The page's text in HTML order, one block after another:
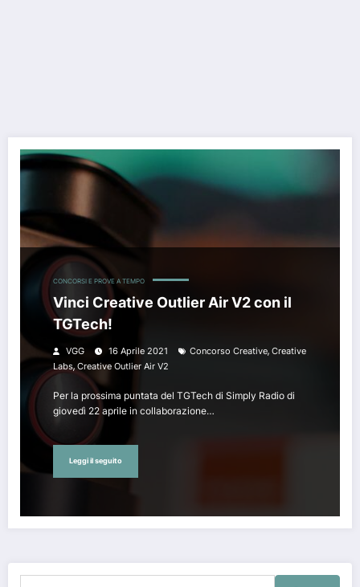
Vinci Creative Outlier Air V2 con il TGTech!
CONCORSI E PROVE A TEMPO
Vinci Creative Outlier Air V2 con il
TGTech!
VGG 16 Aprile 2021 Concorso Creative, Creative
Labs, Creative Outlier Air V2
Per la prossima puntata del TGTech di Simply Radio di
giovedì 22 aprile in collaborazione…
Leggi il seguito